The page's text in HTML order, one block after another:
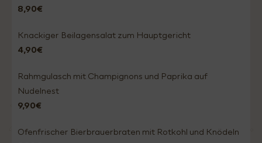
8,90€
Knackiger Beilagensalat zum Hauptgericht
4,90€
Rahmgulasch mit Champignons und Paprika auf
Nudelnest
9,90€
Ofenfrischer Bierbrauerbraten mit Rotkohl und Knödeln